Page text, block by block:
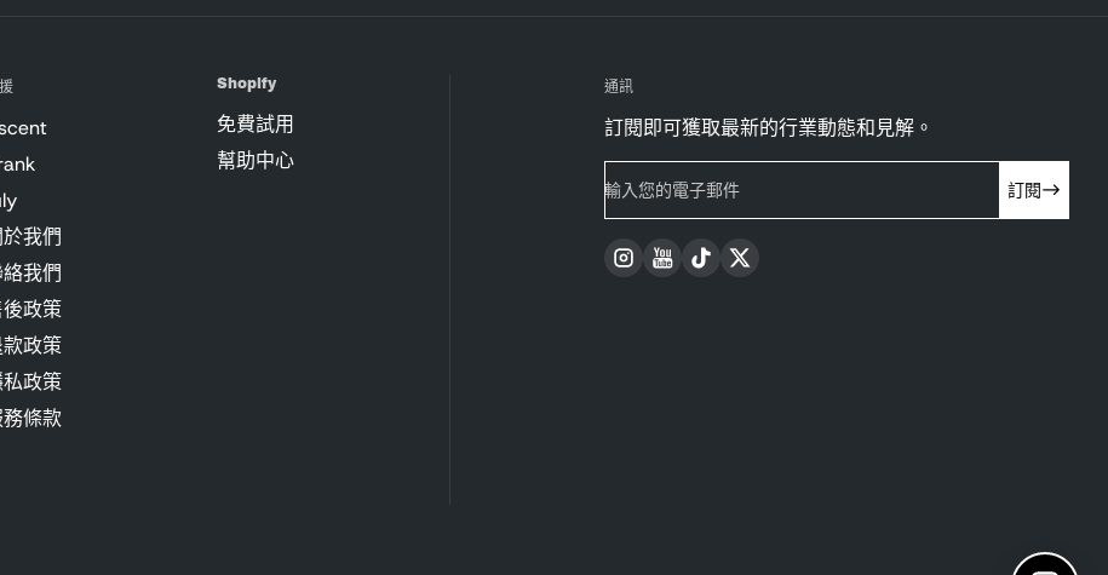
於我們
我們
政策
政策
私政策
務條款
Shopify
免費試用
幫助中心
通訊
訂閱即可獲取最新的行業動態和見解。
輸入您的電子郵件 訂閱
InstagramYouTube